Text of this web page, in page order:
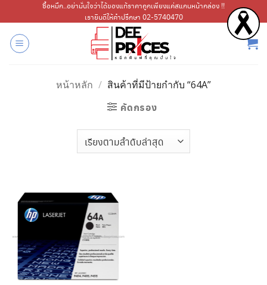
ไป
เนื้อหา
ซื้อหมึก..อย่ามั่นใจว่าได้ของแท้ราคาถูกเพียงแค่สแกนหน้ากล่อง !!
เรายินดีให้คำปรึกษา 02-5740470
หน้าหลัก / สินค้าที่มีป้ายกำกับ “64A”
คัดกรอง